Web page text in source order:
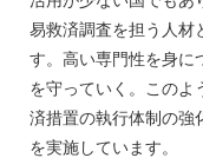
易救済調査を担う人材
す。高い専門性を身に
を守っていく。このよ
済措置の執行体制の強
を実施しています。